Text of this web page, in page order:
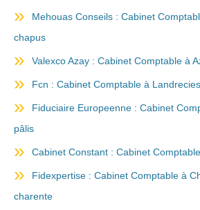
Mehouas Conseils : Cabinet
chapus
Valexco Azay : Cabinet Comptable à
Fcn : Cabinet Comptable à Landrecies
Fiduciaire Europeenne : Cabinet
pâlis
Cabinet Constant : Cabinet
Fidexpertise : Cabinet Comptable à
charente